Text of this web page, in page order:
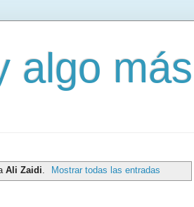
algo más
Ali Zaidi Mostrar todas las entradas